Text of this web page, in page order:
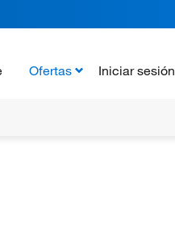
Ofertas Iniciar sesión